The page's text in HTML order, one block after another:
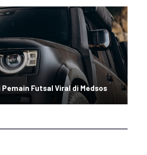
Pemain Futsal Viral di Medsos